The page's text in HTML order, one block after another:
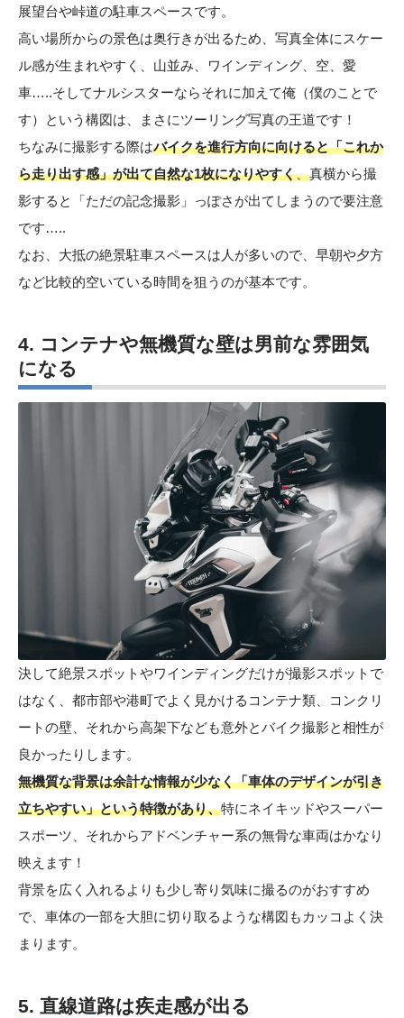
展望台や峠道の駐車スペースです。
高い場所からの景色は奥行きが出るため、写真全体にスケー
ル感が生まれやすく、山並み、ワインディング、空、愛
車…..そしてナルシスターならそれに加えて俺（僕のことで
す）という構図は、まさにツーリング写真の王道です！
ちなみに撮影する際はバイクを進行方向に向けると「これか
ら走り出す感」が出て自然な1枚になりやすく、真横から撮
影すると「ただの記念撮影」っぽさが出てしまうので要注意
です…..
なお、大抵の絶景駐車スペースは人が多いので、早朝や夕方
など比較的空いている時間を狙うのが基本です。
4. コンテナや無機質な壁は男前な雰囲気
になる
決して絶景スポットやワインディングだけが撮影スポットで
はなく、都市部や港町でよく見かけるコンテナ類、コンクリ
ートの壁、それから高架下なども意外とバイク撮影と相性が
良かったりします。
無機質な背景は余計な情報が少なく「車体のデザインが引き
立ちやすい」という特徴があり、特にネイキッドやスーパー
スポーツ、それからアドベンチャー系の無骨な車両はかなり
映えます！
背景を広く入れるよりも少し寄り気味に撮るのがおすすめ
で、車体の一部を大胆に切り取るような構図もカッコよく決
まります。
5. 直線道路は疾走感が出る